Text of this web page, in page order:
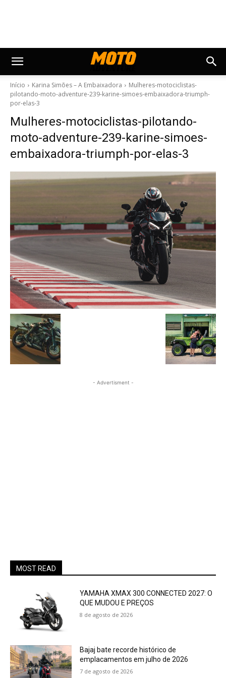
Início Karina Simões – A Embaixadora
Mulheres-motociclistas-
pilotando-moto-adventure-239-karine-simoes-embaixadora-triumph-
por-elas-3
Mulheres-motociclistas-pilotando-
moto-adventure-239-karine-simoes-
embaixadora-triumph-por-elas-3
- Advertisment -
MOST READ
YAMAHA XMAX 300 CONNECTED 2027: O
QUE MUDOU E PREÇOS
8 de agosto de 2026
Bajaj bate recorde histórico de
emplacamentos em julho de 2026
7 de agosto de 2026